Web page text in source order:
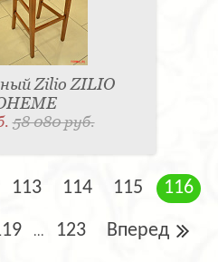
Zilio ZILIO
58 080 руб.
113 114 115 116
... 123 Вперед